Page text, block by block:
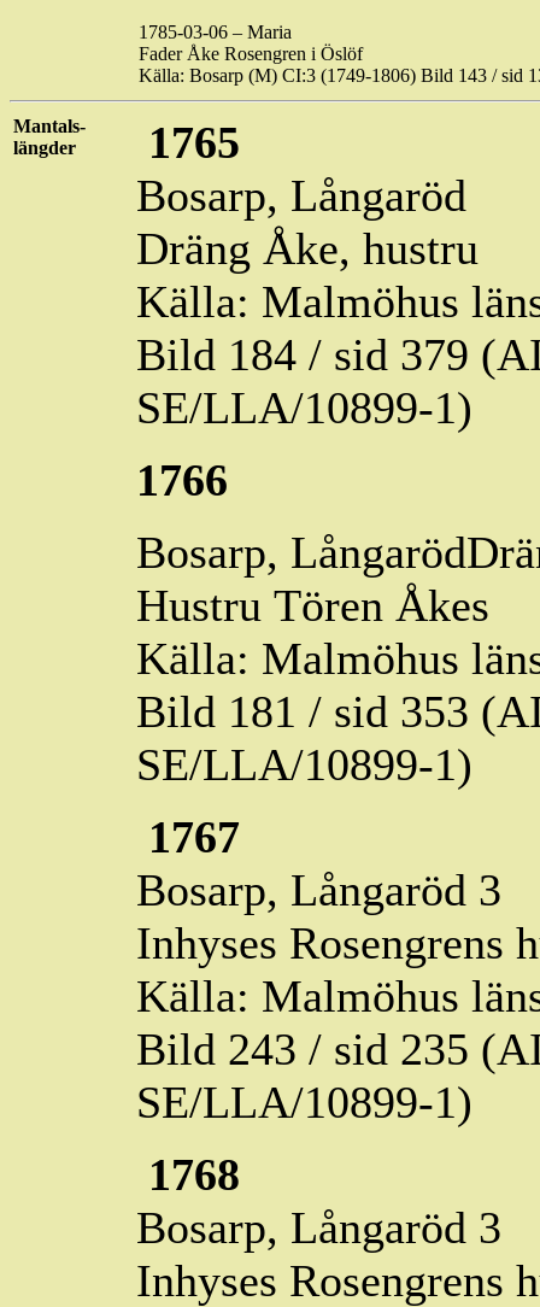
1785-03-06 – Maria
Fader Åke Rosengren i Öslöf
Källa: Bosarp (M) CI:3 (1749-1806) Bild 143 / sid
Mantals-
längder
1765
Bosarp, Långaröd
Dräng Åke, hustru
Källa: Malmöhus
Bild 184 / sid 379
SE/LLA/10899-1)
1766
Bosarp,
Hustru Tören Åkes
Källa: Malmöhus
Bild 181 / sid 353
SE/LLA/10899-1)
1767
Bosarp, Långaröd 3
Inhyses Rosengrens
Källa: Malmöhus
Bild 243 / sid 235
SE/LLA/10899-1)
1768
Bosarp, Långaröd 3
Inhyses Rosengrens